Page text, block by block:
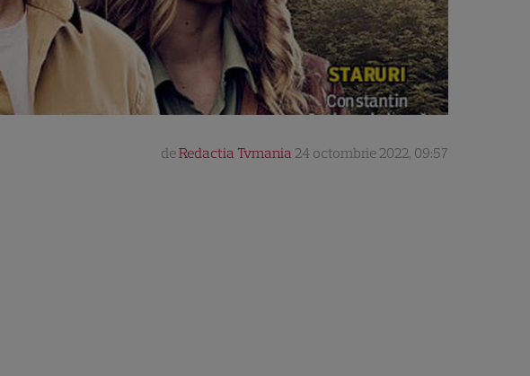
deRedactia Tvmania 24 octombrie 2022, 09:57